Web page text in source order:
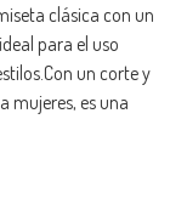
clásica con un
para el uso
un corte y
mujeres, es una